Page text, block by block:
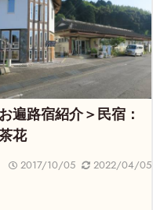
遍路宿紹介＞民宿：
花
2017/10/05 2022/04/05